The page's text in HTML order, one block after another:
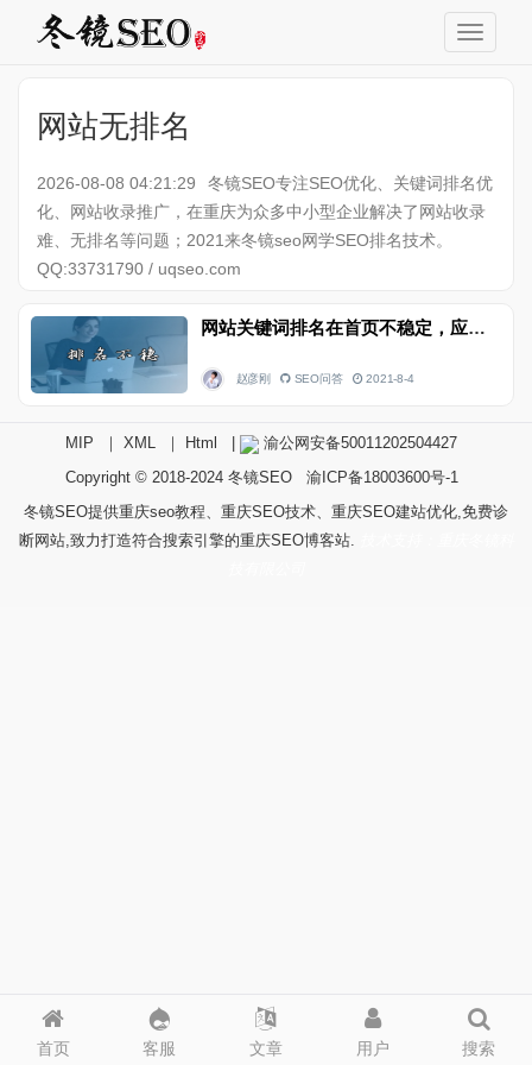
网站无排名
2026-08-08 04:21:29
冬镜SEO专注SEO优化、关键词排名优
化、网站收录推广，在重庆为众多中小型企业解决了网站收录
难、无排名等问题；2021来冬镜seo网学SEO排名技术。
QQ:33731790 / uqseo.com
网站关键词排名在首页不稳定，应该怎么处理？
赵彦刚 SEO问答 2021-8-4
首页 客服 文章 用户 搜索
MIP ｜ XML ｜ Html
渝公网安备50011202504427
Copyright © 2018-2024 冬镜SEO
渝ICP备18003600号-1
冬镜SEO提供重庆seo教程、重庆SEO技术、重庆SEO建站优化,免费诊
断网站,致力打造符合搜索引擎的重庆SEO博客站.